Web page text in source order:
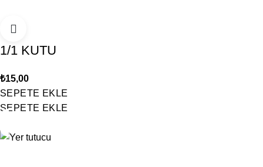
1/1 KUTU
₺15,00
SEPETE EKLE
SEPETE EKLE